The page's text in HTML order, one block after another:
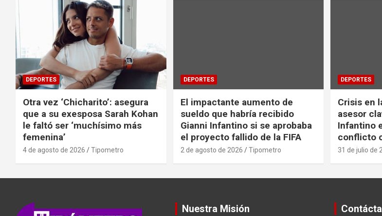
DEPORTES
Otra vez ‘Chicharito’: asegura
que a su exesposa Sarah Kohan
le faltó ser ‘muchísimo más
femenina’
4 de agosto de 2026 Tipometro
DEPORTES
El impactante aumento de
sueldo que habría recibido
Gianni Infantino si se aprobaba
el proyecto fallido de la FIFA
2 de agosto de 2026 Tipometro
DEPORTES
Crisis en
asesor
Infantino
conflicto
31 de julio de
Nuestra Misión